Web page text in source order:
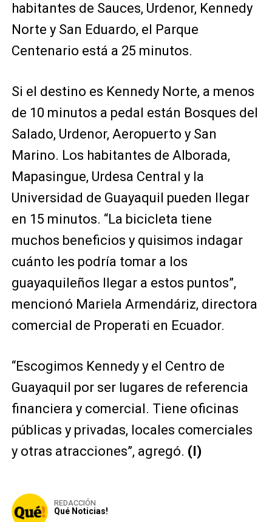
habitantes de Sauces, Urdenor, Kennedy
Norte y San Eduardo, el Parque
Centenario está a 25 minutos.
Si el destino es Kennedy Norte, a menos
de 10 minutos a pedal están Bosques del
Salado, Urdenor, Aeropuerto y San
Marino. Los habitantes de Alborada,
Mapasingue, Urdesa Central y la
Universidad de Guayaquil pueden llegar
en 15 minutos. “La bicicleta tiene
muchos beneficios y quisimos indagar
cuánto les podría tomar a los
guayaquileños llegar a estos puntos”,
mencionó Mariela Armendáriz, directora
comercial de Properati en Ecuador.
“Escogimos Kennedy y el Centro de
Guayaquil por ser lugares de referencia
financiera y comercial. Tiene oficinas
públicas y privadas, locales comerciales
y otras atracciones”, agregó. (I)
REDACCIÓN
Qué Noticias!